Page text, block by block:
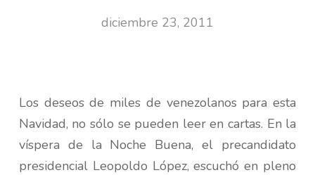
diciembre 23, 2011
Los deseos de miles de venezolanos para esta
Navidad, no sólo se pueden leer en cartas. En la
víspera de la Noche Buena, el precandidato
presidencial Leopoldo López, escuchó en pleno